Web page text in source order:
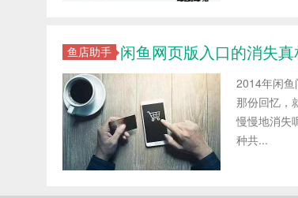
鱼店助手 闲鱼网页版入口的消失真
2014年闲
那份回忆，
慢慢地消失
种共...